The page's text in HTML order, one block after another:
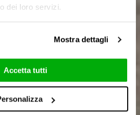
dei loro servizi.
Mostra dettagli
Accetta tutti